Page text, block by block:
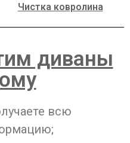
Чистка ковролина
диваны
всю